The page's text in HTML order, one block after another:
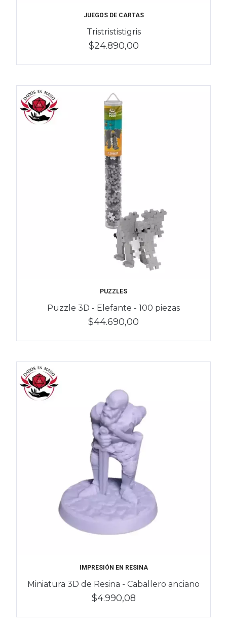
JUEGOS DE CARTAS
Tristrististigris
$24.890,00
PUZZLES
Puzzle 3D - Elefante - 100 piezas
$44.690,00
IMPRESIÓN EN RESINA
Miniatura 3D de Resina - Caballero anciano
$4.990,08